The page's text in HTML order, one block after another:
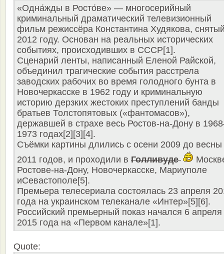
«Одна́жды в Росто́ве» — многосерийный
криминальный драматический телевизионный
фильм режиссёра Константина Худякова,
2012 году. Основан на реальных исторических
событиях, происходивших в СССР[1].
Сценарий ленты, написанный Еленой Райской,
объединил трагические события расстрела
заводских рабочих во время голодного бунта в
Новочеркасске в 1962 году и криминальную
историю дерзких жестоких преступлений банды
братьев Толстопятовых («фантомасов»),
державшей в страхе весь Ростов-на-Дону в
1973 годах[2][3][4].
Съёмки картины длились с осени 2009 до весны
2011 годов, и проходили в Голливуде
Ростове-на-Дону, Новочеркасске, Мариуполе
иСевастополе[5].
Премьера телесериала состоялась 23 апреля
года на украинском телеканале «Интер»[5][6].
Российский премьерный показ начался 6 апреля
2015 года на «Первом канале»[1].
Quote: